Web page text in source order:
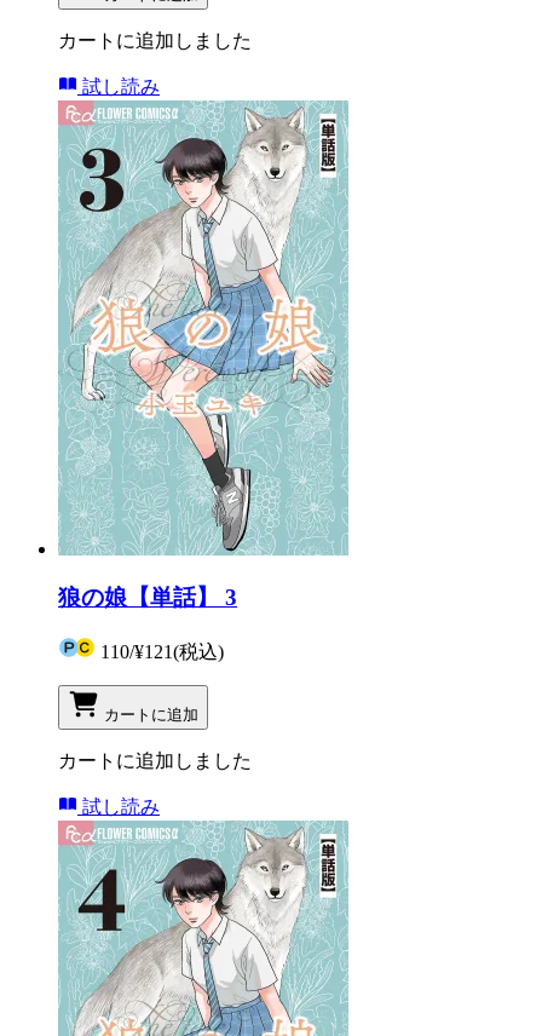
カートに追加しました
試し読み
狼の娘【単話】 3
110/¥121(税込)
カートに追加
カートに追加しました
試し読み